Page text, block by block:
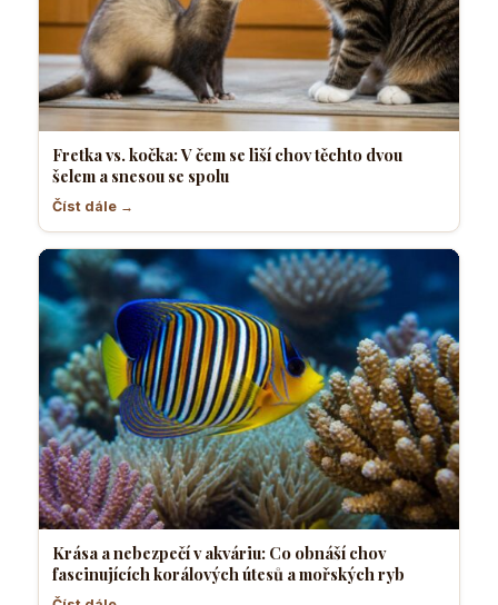
Fretka vs. kočka: V čem se liší chov těchto dvou
šelem a snesou se spolu
Číst dále →
Krása a nebezpečí v akváriu: Co obnáší chov
fascinujících korálových útesů a mořských ryb